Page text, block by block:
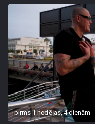
pirms 1 nedēļas, 4 dienām